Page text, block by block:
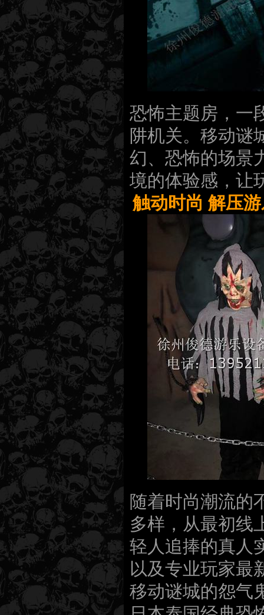
恐怖主题房，一
阱机关。移动谜
幻、恐怖的场景
境的体验感，让
触动时尚 解压
随着时尚潮流的
多样，从最初线
轻人追捧的真人
以及专业玩家最
移动谜城的怨气